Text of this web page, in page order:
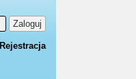
Zaloguj
Rejestracja